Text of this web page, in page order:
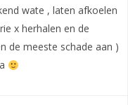
wate , laten afkoelen
x herhalen en de
de meeste schade aan )